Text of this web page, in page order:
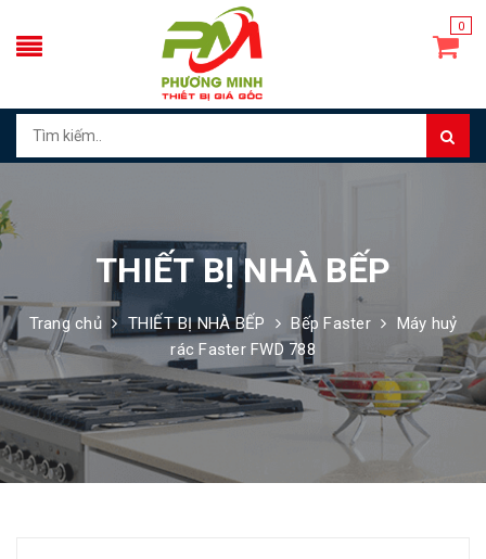
0
THIẾT BỊ NHÀ BẾP
Trang chủ THIẾT BỊ NHÀ BẾP Bếp Faster
Máy huỷ
rác Faster FWD 788